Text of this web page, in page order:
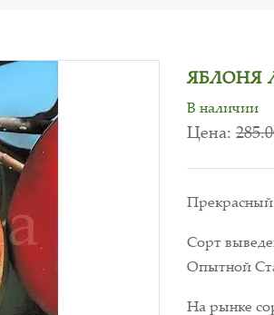
ЯБЛОНЯ
В наличии
Цена:
Прекрасный
Сорт
Опытной
На рынке